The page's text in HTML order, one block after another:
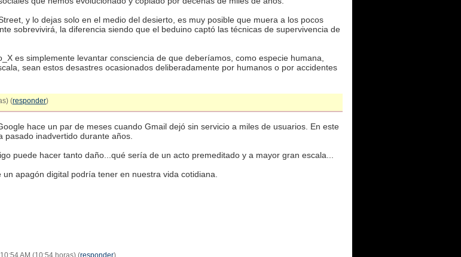
y lo dejas solo en el medio del desierto, es muy posible que muera a los pocos
sobrevivirá, la diferencia siendo que el beduino captó las técnicas de supervivencia de
es simplemente levantar consciencia de que deberíamos, como especie humana,
sean estos desastres ocasionados deliberadamente por humanos o por accidentes
(responder)
hace un par de meses cuando Gmail dejó sin servicio a miles de usuarios. En este
inadvertido durante años.
puede hacer tanto daño...qué sería de un acto premeditado y a mayor gran escala...
apagón digital podría tener en nuestra vida cotidiana.
AM (10:54 horas) (responder)